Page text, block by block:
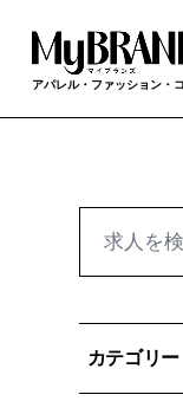
アパレル・ファッション・
カテゴリー